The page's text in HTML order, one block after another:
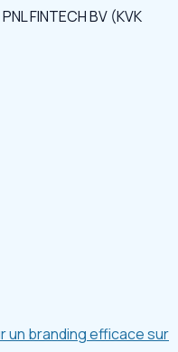
PNL FINTECH BV (KVK
un branding efficace sur